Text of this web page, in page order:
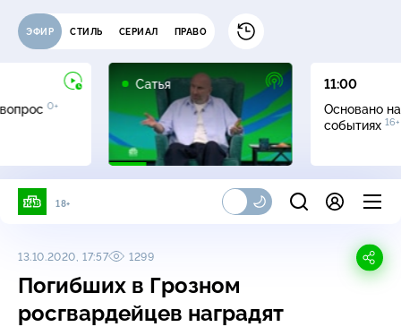
ЭФИР СТИЛЬ СЕРИАЛ ПРАВО
0+
Сатья
11:00
Основано
событиях 16+
18+
13.10.2020, 17:57 1299
Погибших в Грозном
росгвардейцев наградят